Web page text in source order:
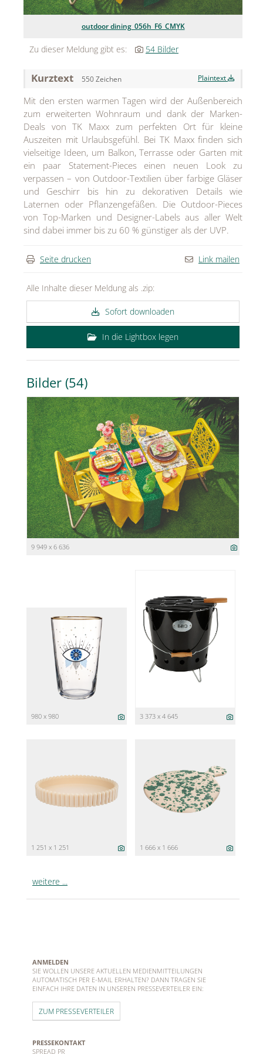
Lindt & Sprüngli
Rabanne
sh!ne by Dorotheum Juwelier
Sicheldorfer Heilwasser
TK Maxx
True Co.
VOSSEN
ÜBER
KONTAKT
outdoor dining_056h_F6_CMYK
Zu dieser Meldung gibt es: 54 Bilder
Kurztext 550 Zeichen Plaintext
Mit den ersten warmen Tagen wird der Außenbereich
zum erweiterten Wohnraum und dank der Marken-
Deals von TK Maxx zum perfekten Ort für kleine
Auszeiten mit Urlaubsgefühl. Bei TK Maxx finden sich
vielseitige Ideen, um Balkon, Terrasse oder Garten mit
ein paar Statement-Pieces einen neuen Look zu
verpassen – von Outdoor-Textilien über farbige Gläser
und Geschirr bis hin zu dekorativen Details wie
Laternen oder Pflanzengefäßen. Die Outdoor-Pieces
von Top-Marken und Designer-Labels aus aller Welt
sind dabei immer bis zu 60 % günstiger als der UVP.
Seite drucken Link mailen
Alle Inhalte dieser Meldung als .zip:
Sofort downloaden
In die Lightbox legen
Bilder (54)
9 949 x 6 636
980 x 980 3 373 x 4 645
1 251 x 1 251 1 666 x 1 666
weitere ...
ANMELDEN
SIE WOLLEN UNSERE AKTUELLEN MEDIENMITTEILUNGEN
AUTOMATISCH PER E-MAIL ERHALTEN? DANN TRAGEN SIE
EINFACH IHRE DATEN IN UNSEREN PRESSEVERTEILER EIN:
ZUM PRESSEVERTEILER
PRESSEKONTAKT
SPREAD PR